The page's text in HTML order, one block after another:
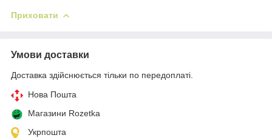
Приховати
Умови доставки
Доставка здійснюється тільки по передоплаті.
Нова Пошта
Магазини Rozetka
Укрпошта